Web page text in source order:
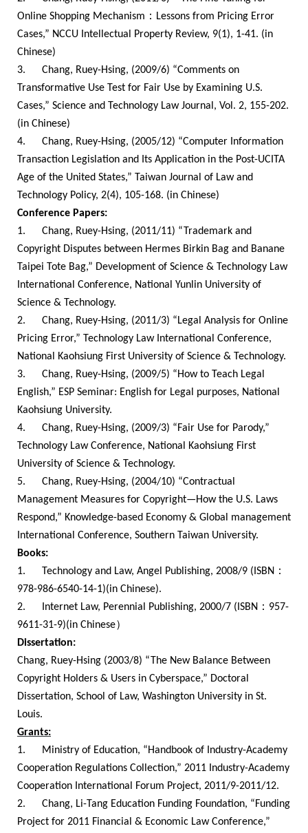
Online Shopping Mechanism ： Lessons from Pricing Error
Cases,” NCCU Intellectual Property Review, 9(1), 1-41. (in
Chinese)
3.
Chang, Ruey-Hsing, (2009/6) “Comments on
Transformative Use Test for Fair Use by Examining U.S.
Cases,” Science and Technology Law Journal , Vol. 2, 155-202.
(in Chinese)
4.
Chang, Ruey-Hsing, (2005/12) “Computer Information
Transaction Legislation and Its Application in the Post-UCITA
Age of the United States,” Taiwan Journal of Law and
Technology Policy, 2(4), 105-168. (in Chinese)
Conference Papers:
1.
Chang, Ruey-Hsing, (2011/11) “Trademark and
Copyright Disputes between Hermes Birkin Bag and Banane
Taipei Tote Bag,” Development of Science & Technology Law
International Conference, National Yunlin University of
Science & Technology.
2.
Chang, Ruey-Hsing, (2011/3) “Legal Analysis for Online
Pricing Error,” Technology Law International Conference,
National Kaohsiung First University of Science & Technology.
3.
Chang, Ruey-Hsing, (2009/5) “How to Teach Legal
English,” ESP Seminar: English for Legal purposes, National
Kaohsiung University.
4.
Chang, Ruey-Hsing, (2009/3) “Fair Use for Parody,”
Technology Law Conference, National Kaohsiung First
University of Science & Technology.
5.
Chang, Ruey-Hsing, (2004/10) “Contractual
Management Measures for Copyright—How the U.S. Laws
Respond,” Knowledge-based Economy & Global management
International Conference, Southern Taiwan University.
Books:
1.
Technology and Law, Angel Publishing, 2008/9 ( ISBN ：
978-986-6540-14-1)(in Chinese).
2.
Internet Law, Perennial Publishing, 2000/7 ( ISBN ： 957-
9611-31-9)(in Chinese）
Dissertation:
Chang, Ruey-Hsing (2003/8) “The New Balance Between
Copyright Holders & Users in Cyberspace,” Doctoral
Dissertation, School of Law, Washington University in St.
Louis.
Grants:
1.
Ministry of Education, “Handbook of Industry-Academy
Cooperation Regulations Collection,” 2011 Industry-Academy
Cooperation International Forum Project, 2011/9-2011/12.
2.
Chang, Li-Tang Education Funding Foundation, “Funding
Project for 2011 Financial & Economic Law Conference,”